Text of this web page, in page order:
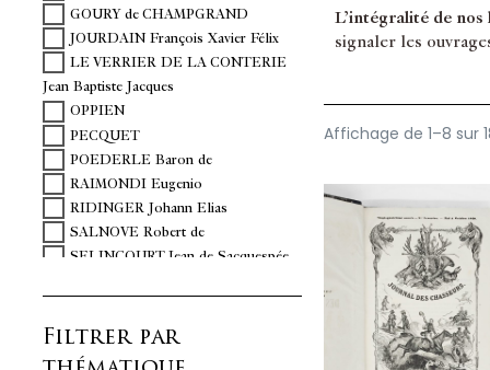
GOURY de CHAMPGRAND
JOURDAIN François Xavier Félix
LE VERRIER DE LA CONTERIE
Jean Baptiste Jacques
OPPIEN
PECQUET
POEDERLE Baron de
RAIMONDI Eugenio
RIDINGER Johann Elias
SALNOVE Robert de
SELINCOURT Jean de Sacquespée
YAUVILLE
YOUNG Arthur
Filtrer par
L’intégralité de
signaler les
Affichage de 1–8 sur